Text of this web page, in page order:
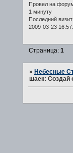
Провел на
1 минуту
Последний визит:
2009-03-23
Страница: 1
» Небесные
шаек: Создай